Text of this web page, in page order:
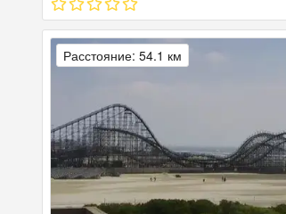
Расстояние: 54.1 км